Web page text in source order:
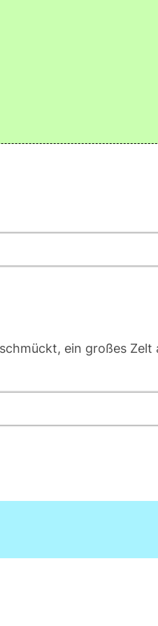
ein großes Zelt